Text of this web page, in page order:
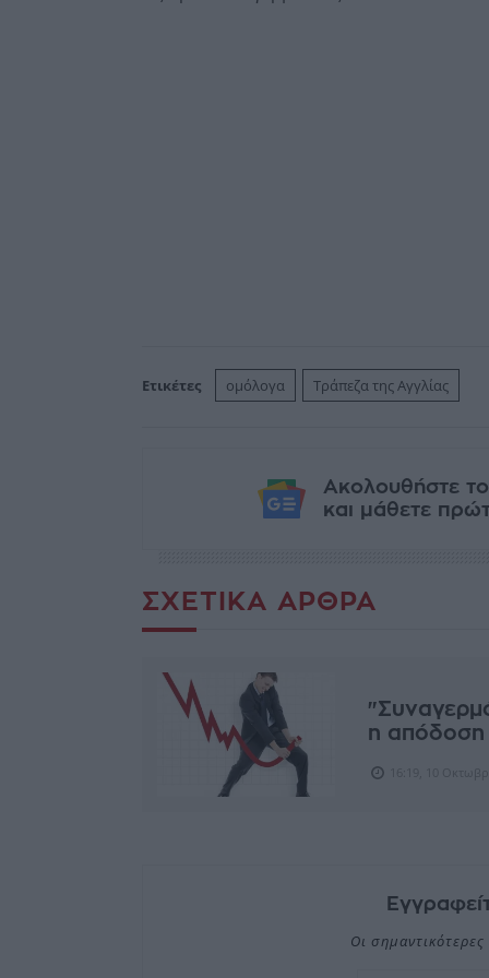
Ετικέτες ομόλογα Τράπεζα της Αγγλίας
Ακολουθήστε
και μάθετε
ΣΧΕΤΙΚΆ ΆΡΘΡΑ
η απόδοση
Οι